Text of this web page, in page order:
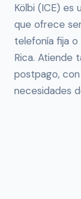
Kölbi (ICE)
que ofrece
telefonía fija
Rica. Atiende
postpago,
necesidades